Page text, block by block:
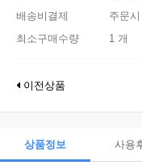
배송비결제
주문
최소구매수량
1 개
이전상품
상품정보 사용